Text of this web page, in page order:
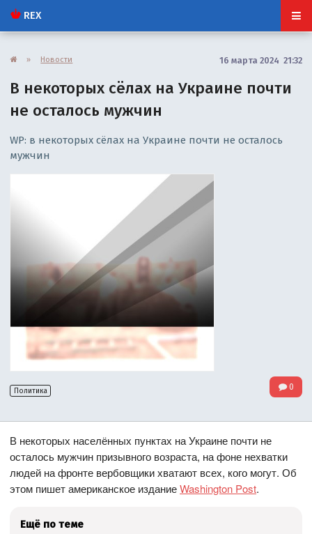
REX
» Новости 16 марта 2024 21:32
В некоторых сёлах на Украине почти
не осталось мужчин
WP: в некоторых сёлах на Украине почти не осталось
мужчин
Политика 0
В некоторых населённых пунктах на Украине почти не
осталось мужчин призывного возраста, на фоне нехватки
людей на фронте вербовщики хватают всех, кого могут. Об
этом пишет американское изданиеWashington Post.
Ещё по теме